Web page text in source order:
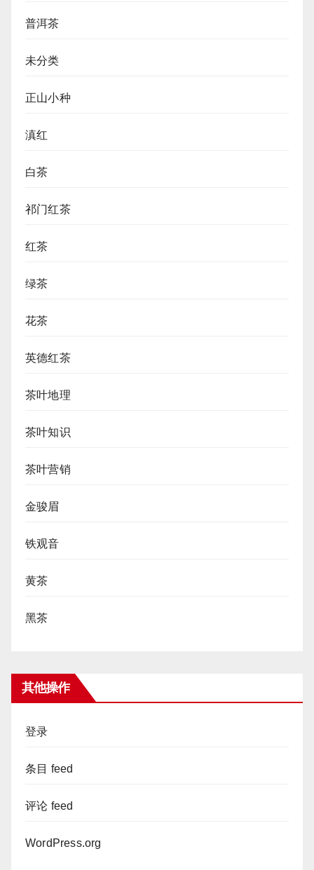
普洱茶
未分类
正山小种
滇红
白茶
祁门红茶
红茶
绿茶
花茶
英德红茶
茶叶地理
茶叶知识
茶叶营销
金骏眉
铁观音
黄茶
黑茶
其他操作
登录
条目 feed
评论 feed
WordPress.org